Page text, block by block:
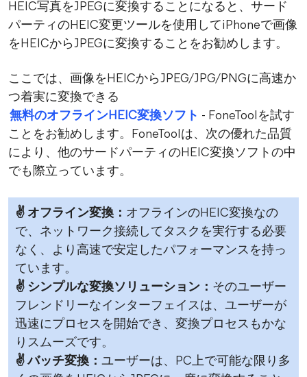
HEIC写真をJPEGに変換することになると、サード
パーティのHEIC変更ツールを使用してiPhoneで画像
をHEICからJPEGに変換することをお勧めします。
ここでは、画像をHEICからJPEG/JPG/PNGに高速か
つ着実に変換できる
無料のオフラインHEIC変換ソフト - FoneToolを試す
ことをお勧めします。FoneToolは、次の優れた品質
により、他のサードパーティのHEIC変換ソフトの中
でも際立っています。
✌ オフライン変換： オフラインのHEIC変換なの
で、ネットワーク接続してタスクを実行する必要
なく、より高速で安定したパフォーマンスを持っ
ています。
✌ シンプルな変換ソリューション： そのユーザー
フレンドリーなインターフェイスは、ユーザーが
迅速にプロセスを開始でき、変換プロセスもかな
りスムーズです。
✌ バッチ変換： ユーザーは、PC上で可能な限り多